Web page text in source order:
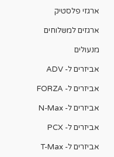
ארגזי פלסטיק
ארגזים למשלוחים
מנעולים
אביזרים ל- ADV
אביזרים ל- FORZA
אביזרים ל- N-Max
אביזרים ל- PCX
אביזרים ל- T-Max